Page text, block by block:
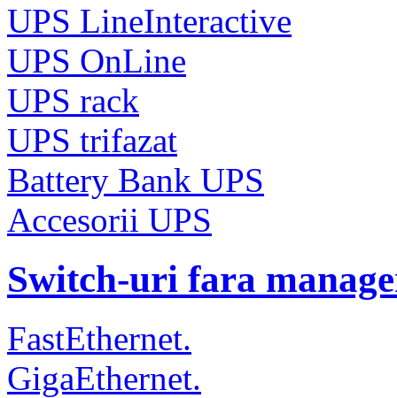
UPS LineInteractive
UPS OnLine
UPS rack
UPS trifazat
Battery Bank UPS
Accesorii UPS
Switch-uri fara
FastEthernet.
GigaEthernet.